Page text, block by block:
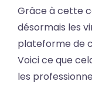
Grâce à cette
désormais les
plateforme de
Voici ce que
les